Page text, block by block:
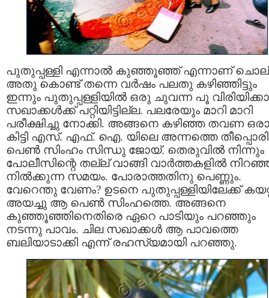
പുതുപ്പള്ളി എന്നാല്‍ കുഞ്ഞൂഞ്ഞ് എന്നാണ്
അതു കൊണ്ട് തന്നെ വര്‍ഷം പലതു കഴിഞ്ഞിട്ടും
ഇന്നും പുതുപ്പള്ളിയില്‍ ഒരു ചുവന്ന പൂ
സഖാക്കള്‍ക്ക് പറ്റിയിട്ടില്ല. പലരേയും മാറി മാറി
പരീക്ഷിച്ചു നോക്കി. അങ്ങനെ കഴിഞ്ഞ തവണ
കിട്ടി എസ്. എഫ്. ഐ. യിലെ അന്നത്തെ തീപ്പൊരി
പെണ്‍ സിംഹം സിന്ധു ജോയ്. തെരുവില്‍ നിന്നും
പോലീസിന്റെ തല്ല് വാങ്ങി വാര്‍ത്തകളില്‍
നില്‍ക്കുന്ന സമയം. പോരാത്തതിനു പെണ്ണും.
വേറെന്തു വേണം? ഉടനെ പുതുപ്പള്ളിയിലേക്ക്
അയച്ചു ആ പെണ്‍ സിംഹത്തെ. അങ്ങനെ
കുഞ്ഞൂഞ്ഞിനെതിരെ ഏറെ പാടിയും പറഞ്ഞും
നടന്നു പാവം. ചില സഖാക്കള്‍ ആ പാവത്തെ
ബലിയാടാക്കി എന്ന് രഹസ്യമായി പറഞ്ഞു.